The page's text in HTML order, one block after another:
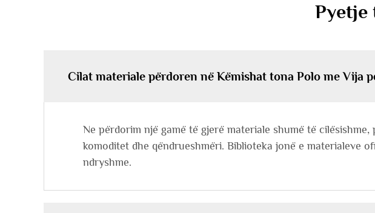
Pyetje
Cilat materiale përdoren në Këmishat tona Polo me Vija
Ne përdorim një gamë të gjerë materiale shumë të
komoditet dhe qëndrueshmëri. Biblioteka jonë e materialeve
ndryshme.